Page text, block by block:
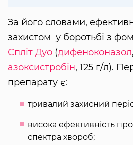
За його словами,
захистом у боротьбі з
Спліт Дуо (дифеноконазол
азоксистробін, 125 г/л).
препарату є:
тривалий захисний
висока ефективність
спектра хвороб;